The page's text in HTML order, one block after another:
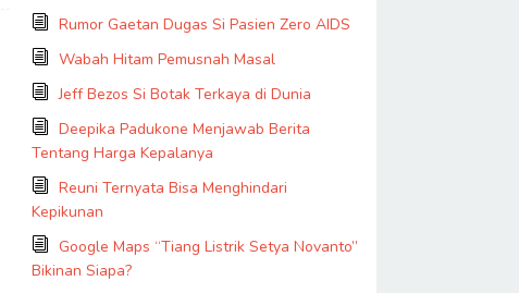
Rumor Gaetan Dugas Si Pasien Zero AIDS
Wabah Hitam Pemusnah Masal
Jeff Bezos Si Botak Terkaya di Dunia
Deepika Padukone Menjawab Berita
Tentang Harga Kepalanya
Reuni Ternyata Bisa Menghindari
Kepikunan
Google Maps “Tiang Listrik Setya Novanto”
Bikinan Siapa?